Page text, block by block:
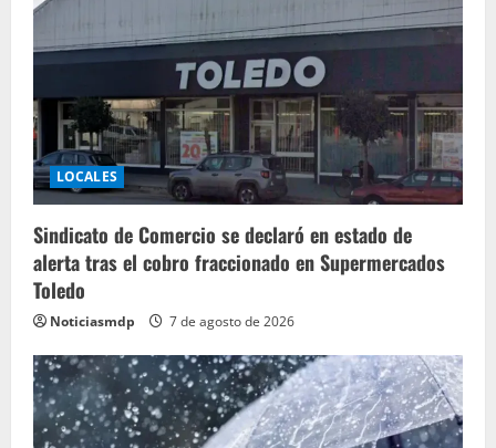
LOCALES
Sindicato de Comercio se declaró en estado de
alerta tras el cobro fraccionado en Supermercados
Toledo
Noticiasmdp 7 de agosto de 2026